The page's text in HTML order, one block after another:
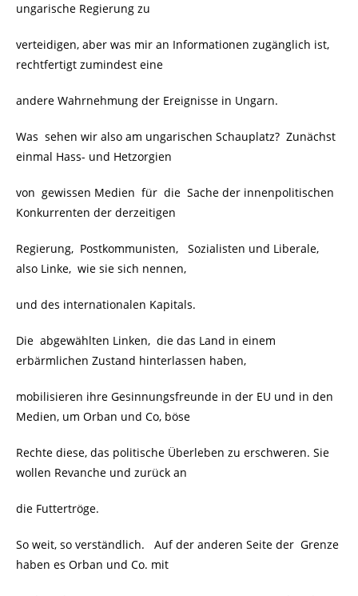
ungarische Regierung zu
verteidigen, aber was mir an Informationen zugänglich ist,
rechtfertigt zumindest eine
andere Wahrnehmung der Ereignisse in Ungarn.
Was sehen wir also am ungarischen Schauplatz? Zunächst
einmal Hass- und Hetzorgien
von gewissen Medien für die Sache der innenpolitischen
Konkurrenten der derzeitigen
Regierung, Postkommunisten, Sozialisten und Liberale,
also Linke, wie sie sich nennen,
und des internationalen Kapitals.
Die abgewählten Linken, die das Land in einem
erbärmlichen Zustand hinterlassen haben,
mobilisieren ihre Gesinnungsfreunde in der EU und in den
Medien, um Orban und Co, böse
Rechte diese, das politische Überleben zu erschweren. Sie
wollen Revanche und zurück an
die Futtertröge.
So weit, so verständlich. Auf der anderen Seite der Grenze
haben es Orban und Co. mit